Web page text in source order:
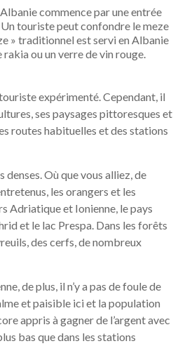
commence par une entrée
Un touriste peut confondre le meze
» traditionnel est servi en Albanie
ou un verre de vin rouge.
expérimenté. Cependant, il
ses paysages pittoresques et
routes habituelles et des stations
Où que vous alliez, de
les orangers et les
Adriatique et Ionienne, le pays
et le lac Prespa. Dans les forêts
des cerfs, de nombreux
de plus, il n’y a pas de foule de
et paisible ici et la population
appris à gagner de l’argent avec
bas que dans les stations